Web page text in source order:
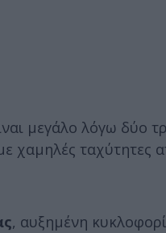
μεγάλο λόγω δύο
χαμηλές
, αυξημένη